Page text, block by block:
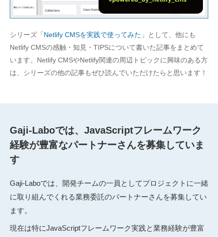
シリーズ「 Netlify CMSを実践で使ってみた 」として、他にも
Netlify CMSの感触・知見・TIPSについて書いた記事をまとめて
います。Netlify CMSやNetlify関連の周辺トピックに興味のある方
は、シリーズの他の記事もぜひ読んでいただけたらと思います！
Gaji-Laboでは、JavaScriptフレームワーク
経験が豊富なパートナーさんを募集していま
す
Gaji-Laboでは、開発チームの一員としてプロジェクトに一緒
に取り組んでくれる業務委託のパートナーさんを募集してい
ます。
現在は特にJavaScriptフレームワーク実践と業務経験が豊富